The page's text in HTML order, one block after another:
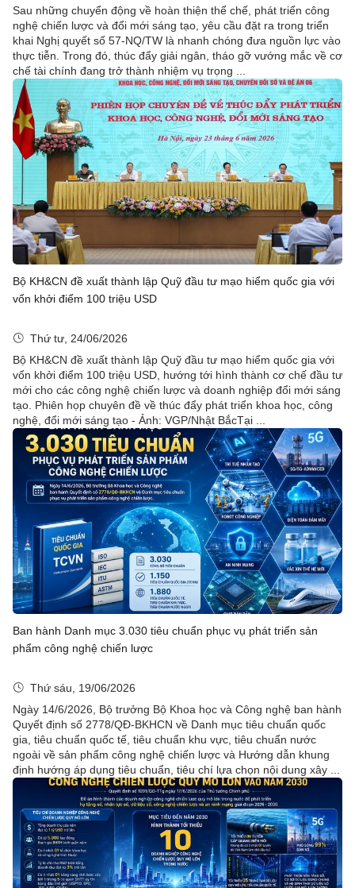
Sau những chuyển động về hoàn thiện thể chế, phát triển công
nghệ chiến lược và đổi mới sáng tạo, yêu cầu đặt ra trong triển
khai Nghị quyết số 57-NQ/TW là nhanh chóng đưa nguồn lực vào
thực tiễn. Trong đó, thúc đẩy giải ngân, tháo gỡ vướng mắc về cơ
chế tài chính đang trở thành nhiệm vụ trọng ...
Bộ KH&CN đề xuất thành lập Quỹ đầu tư mạo hiểm quốc gia với
vốn khởi điểm 100 triệu USD
Thứ tư, 24/06/2026
Bộ KH&CN đề xuất thành lập Quỹ đầu tư mạo hiểm quốc gia với
vốn khởi điểm 100 triệu USD, hướng tới hình thành cơ chế đầu tư
mới cho các công nghệ chiến lược và doanh nghiệp đổi mới sáng
tạo. Phiên họp chuyên đề về thúc đẩy phát triển khoa học, công
nghệ, đổi mới sáng tạo - Ảnh: VGP/Nhật BắcTại ...
Ban hành Danh mục 3.030 tiêu chuẩn phục vụ phát triển sản
phẩm công nghệ chiến lược
Thứ sáu, 19/06/2026
Ngày 14/6/2026, Bộ trưởng Bộ Khoa học và Công nghệ ban hành
Quyết định số 2778/QĐ-BKHCN về Danh mục tiêu chuẩn quốc
gia, tiêu chuẩn quốc tế, tiêu chuẩn khu vực, tiêu chuẩn nước
ngoài về sản phẩm công nghệ chiến lược và Hướng dẫn khung
định hướng áp dụng tiêu chuẩn, tiêu chí lựa chọn nội dung xây ...